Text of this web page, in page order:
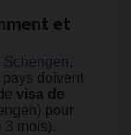
et
Schengen
,
pays doivent
visa de
pour
3 mois).